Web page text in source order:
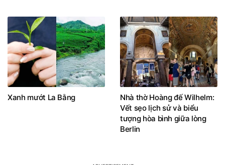
Xanh mướt La Bằng
Nhà thờ Hoàng đế Wilhelm:
Vết sẹo lịch sử và biểu
tượng hòa bình giữa lòng
Berlin